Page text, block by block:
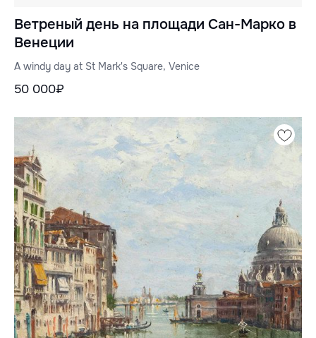
Ветреный день на площади Сан-Марко в
Венеции
A windy day at St Mark's Square, Venice
50 000₽